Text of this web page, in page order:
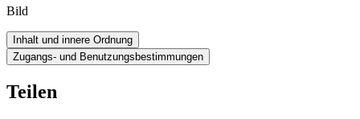
Bild
Inhalt und innere Ordnung
Zugangs- und Benutzungsbestimmungen
Teilen